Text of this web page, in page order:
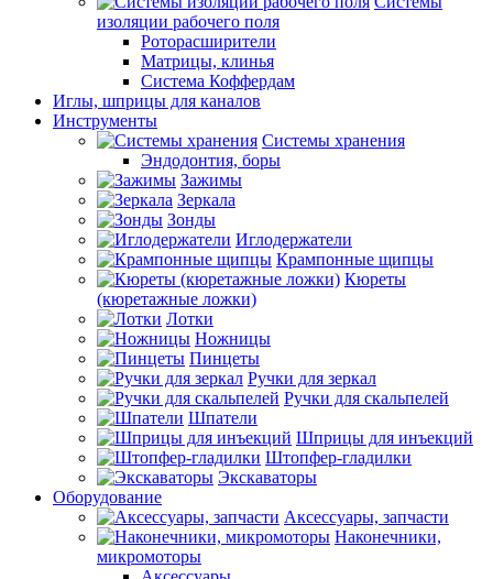
изоляции рабочего поля
Роторасширители
Матрицы, клинья
Система Коффердам
Иглы, шприцы для каналов
Инструменты
Системы хранения
Эндодонтия, боры
Зажимы
Зеркала
Зонды
Иглодержатели
Крампонные щипцы
Кюреты
(кюретажные ложки)
Лотки
Ножницы
Пинцеты
Ручки для зеркал
Ручки для скальпелей
Шпатели
Шприцы для инъекций
Штопфер-гладилки
Экскаваторы
Оборудование
Аксессуары, запчасти
Наконечники,
микромоторы